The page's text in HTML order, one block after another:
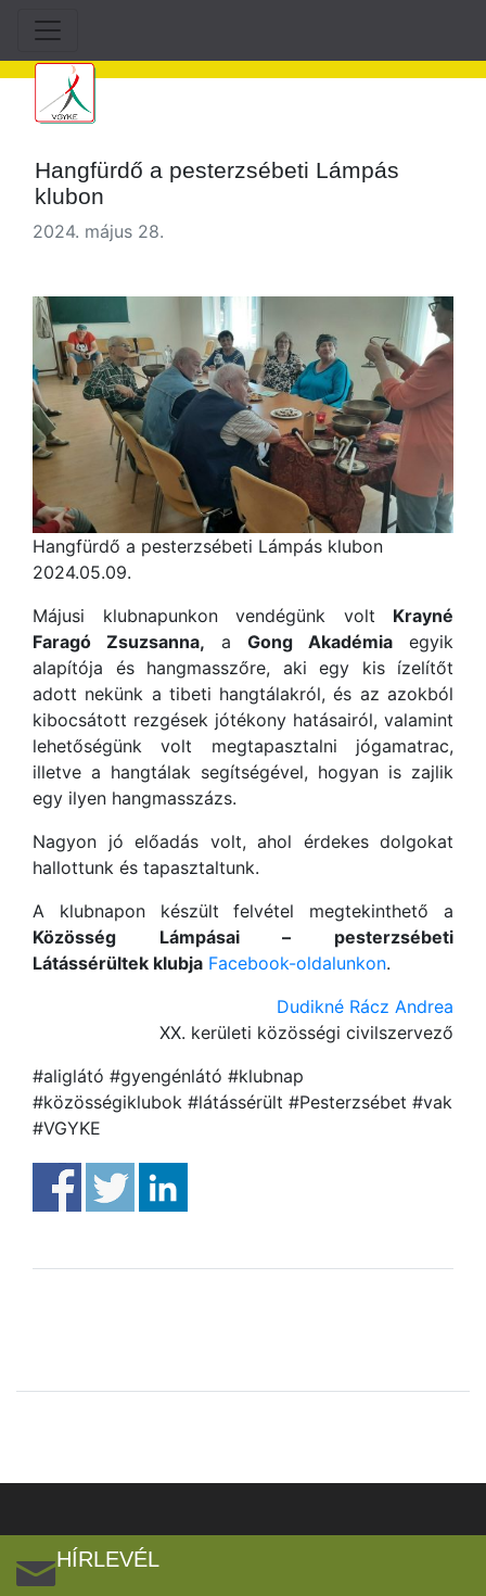
Hangfürdő a pesterzsébeti Lámpás
klubon
2024. május 28.
Hangfürdő a pesterzsébeti Lámpás klubon
2024.05.09.
Májusi klubnapunkon vendégünk volt Krayné
Faragó Zsuzsanna, a Gong Akadémia egyik
alapítója és hangmasszőre, aki egy kis ízelítőt
adott nekünk a tibeti hangtálakról, és az azokból
kibocsátott rezgések jótékony hatásairól, valamint
lehetőségünk volt megtapasztalni jógamatrac,
illetve a hangtálak segítségével, hogyan is zajlik
egy ilyen hangmasszázs.
Nagyon jó előadás volt, ahol érdekes dolgokat
hallottunk és tapasztaltunk.
A klubnapon készült felvétel megtekinthető a
Közösség Lámpásai – pesterzsébeti
Látássérültek klubja Facebook-oldalunkon.
Dudikné Rácz Andrea
XX. kerületi közösségi civilszervező
#aliglátó #gyengénlátó #klubnap
#közösségiklubok #látássérült #Pesterzsébet #vak
#VGYKE
HÍRLEVÉL